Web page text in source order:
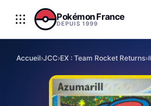
Aller au contenu
Pokémon France
DEPUIS 1999
Accueil›JCC›EX : Team Rocket Returns›